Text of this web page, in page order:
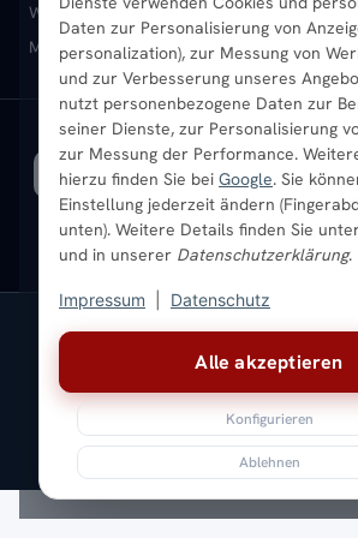
Alle akzeptieren
Konfigurieren
Ablehnen
Daten zur Personalisierung von
personalization), zur Messung von
und zur Verbesserung unseres
nutzt personenbezogene Daten zur
seiner Dienste, zur Personalisierung
zur Messung der Performance.
hierzu finden Sie bei Google. Sie
Einstellung jederzeit ändern
unten). Weitere Details finden Sie
und in unserer Datenschutzerklärung.
Impressum Datenschutz
Heizkörper-Zubehör
Montageservice vor Ort
Sendung verfolgen
Karriere
Ratgeber
Bestpreisgarantie
Newsletter
Aktuelle Angebote
Wandheizkörper Wohnraum-Heizkörper
Mischbetrieb-HeizkörperHeizkörper-Zubehör
SICHERE ZAHLUNG
© 2026 Ada Commerce
* Alle Preise inkl. gesetzlicher USt. |
Impressum AGB
BatteriegesetzSitemap